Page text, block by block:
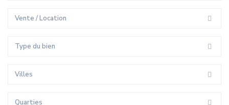
Vente / Location
Type du bien
Villes
Quarties